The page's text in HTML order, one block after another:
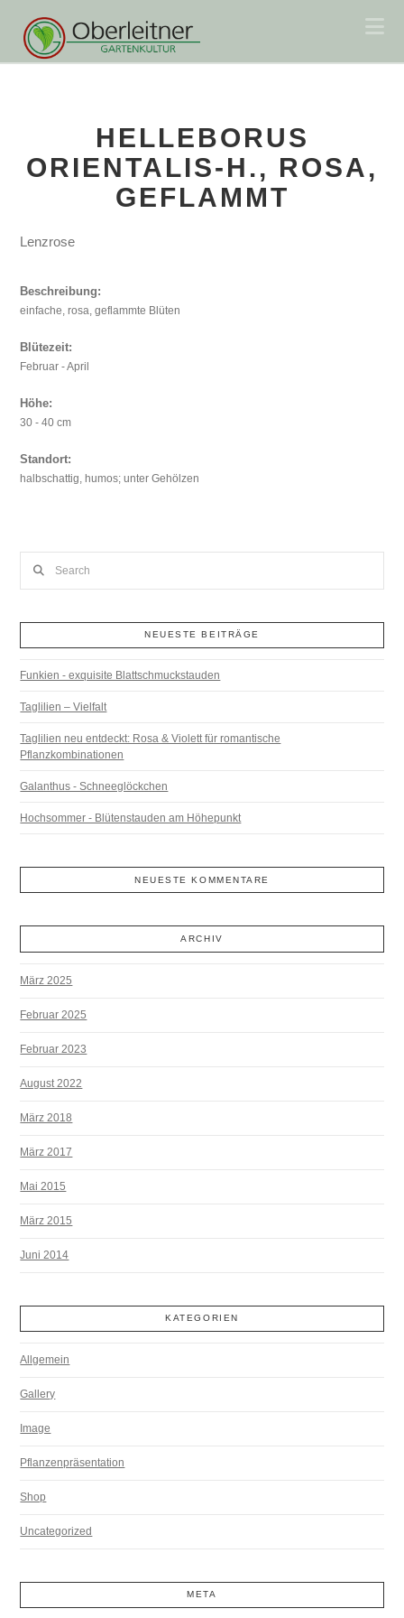
HELLEBORUS
ORIENTALIS-H., ROSA,
GEFLAMMT
Lenzrose
Beschreibung:
einfache, rosa, geflammte Blüten
Blütezeit:
Februar - April
Höhe:
30 - 40 cm
Standort:
halbschattig, humos; unter Gehölzen
NEUESTE BEITRÄGE
Funkien - exquisite Blattschmuckstauden
Taglilien – Vielfalt
Taglilien neu entdeckt: Rosa & Violett für romantische
Pflanzkombinationen
Galanthus - Schneeglöckchen
Hochsommer - Blütenstauden am Höhepunkt
NEUESTE KOMMENTARE
ARCHIV
März 2025
Februar 2025
Februar 2023
August 2022
März 2018
März 2017
Mai 2015
März 2015
Juni 2014
KATEGORIEN
Allgemein
Gallery
Image
Pflanzenpräsentation
Shop
Uncategorized
META